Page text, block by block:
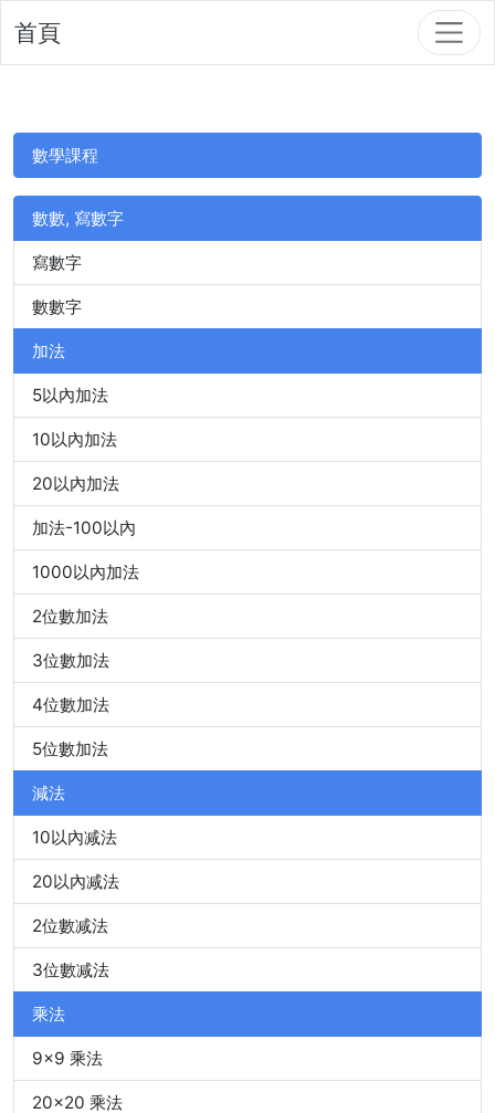
首頁
數學課程
數數, 寫數字
寫數字
數數字
加法
5以內加法
10以內加法
20以內加法
加法-100以內
1000以內加法
2位數加法
3位數加法
4位數加法
5位數加法
減法
10以內减法
20以內减法
2位數减法
3位數减法
乘法
9x9 乘法
20x20 乘法